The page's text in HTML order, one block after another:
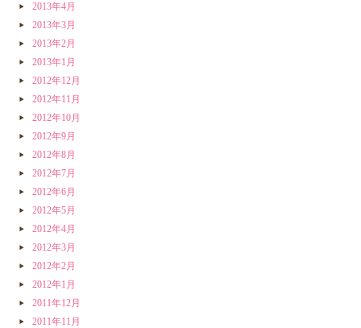
2013年4月
2013年3月
2013年2月
2013年1月
2012年12月
2012年11月
2012年10月
2012年9月
2012年8月
2012年7月
2012年6月
2012年5月
2012年4月
2012年3月
2012年2月
2012年1月
2011年12月
2011年11月